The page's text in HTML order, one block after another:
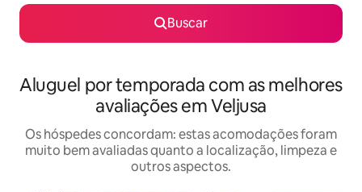
Buscar
Aluguel por temporada com as melhores
avaliações em Veljusa
Os hóspedes concordam: estas acomodações foram
muito bem avaliadas quanto a localização, limpeza e
outros aspectos.